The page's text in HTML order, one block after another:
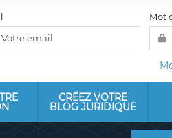
Mot
CRÉEZ VOTRE
BLOG JURIDIQUE